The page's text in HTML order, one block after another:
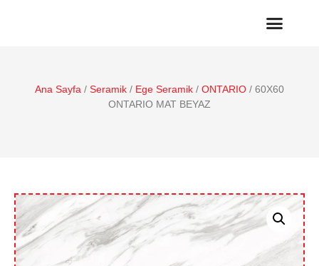
Ana Sayfa / Seramik / Ege Seramik / ONTARIO / 60X60
ONTARIO MAT BEYAZ